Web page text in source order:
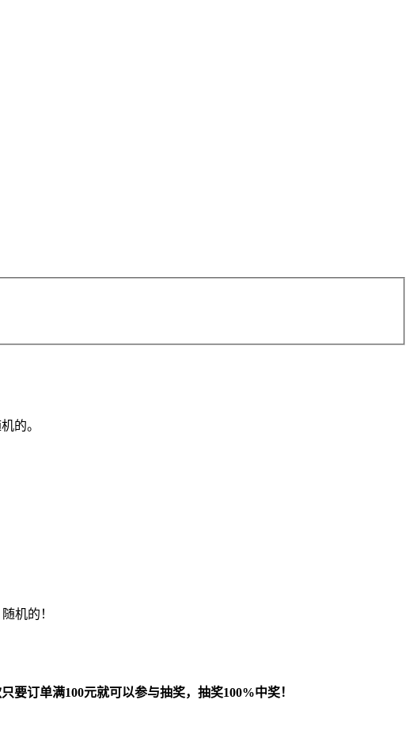
的。
机的！
要订单满100元就可以参与抽奖，抽奖100%中奖！